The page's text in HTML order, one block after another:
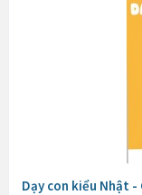
Dạy con kiểu Nhật